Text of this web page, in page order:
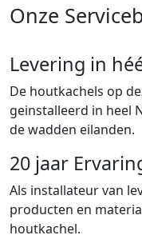
Onze
Levering in
De houtkachels op
geinstalleerd in heel
de wadden eilanden.
20 jaar
Als installateur van
producten en
houtkachel.